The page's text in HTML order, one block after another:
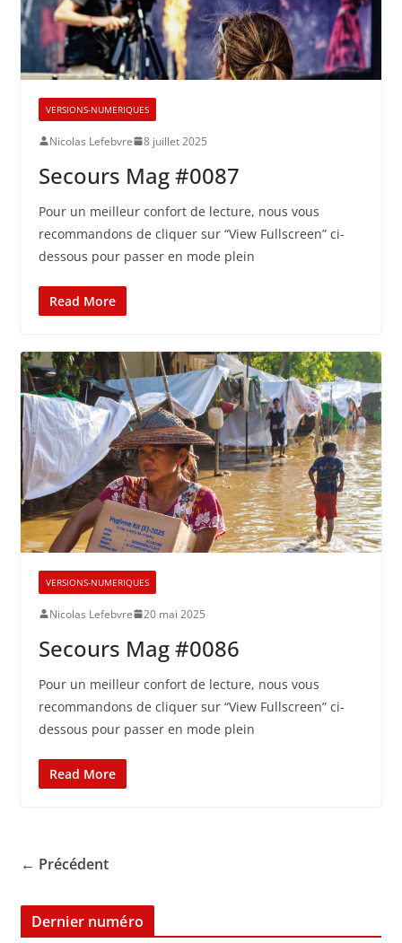
VERSIONS-NUMERIQUES
Nicolas Lefebvre 8 juillet 2025
Secours Mag #0087
Pour un meilleur confort de lecture, nous vous
recommandons de cliquer sur “View Fullscreen” ci-
dessous pour passer en mode plein
Read More
VERSIONS-NUMERIQUES
Nicolas Lefebvre 20 mai 2025
Secours Mag #0086
Pour un meilleur confort de lecture, nous vous
recommandons de cliquer sur “View Fullscreen” ci-
dessous pour passer en mode plein
Read More
← Précédent
Dernier numéro